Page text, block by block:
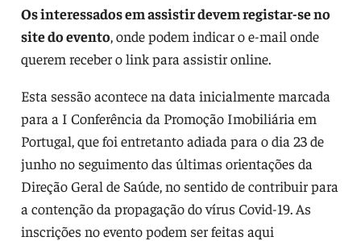
Os interessados em assistir devem registar-se no
site do evento, onde podem indicar o e-mail onde
querem receber o link para assistir online.
Esta sessão acontece na data inicialmente marcada
para a I Conferência da Promoção Imobiliária em
Portugal, que foi entretanto adiada para o dia 23 de
junho no seguimento das últimas orientações da
Direção Geral de Saúde, no sentido de contribuir para
a contenção da propagação do vírus Covid-19. As
inscrições no evento podem ser feitas aqui